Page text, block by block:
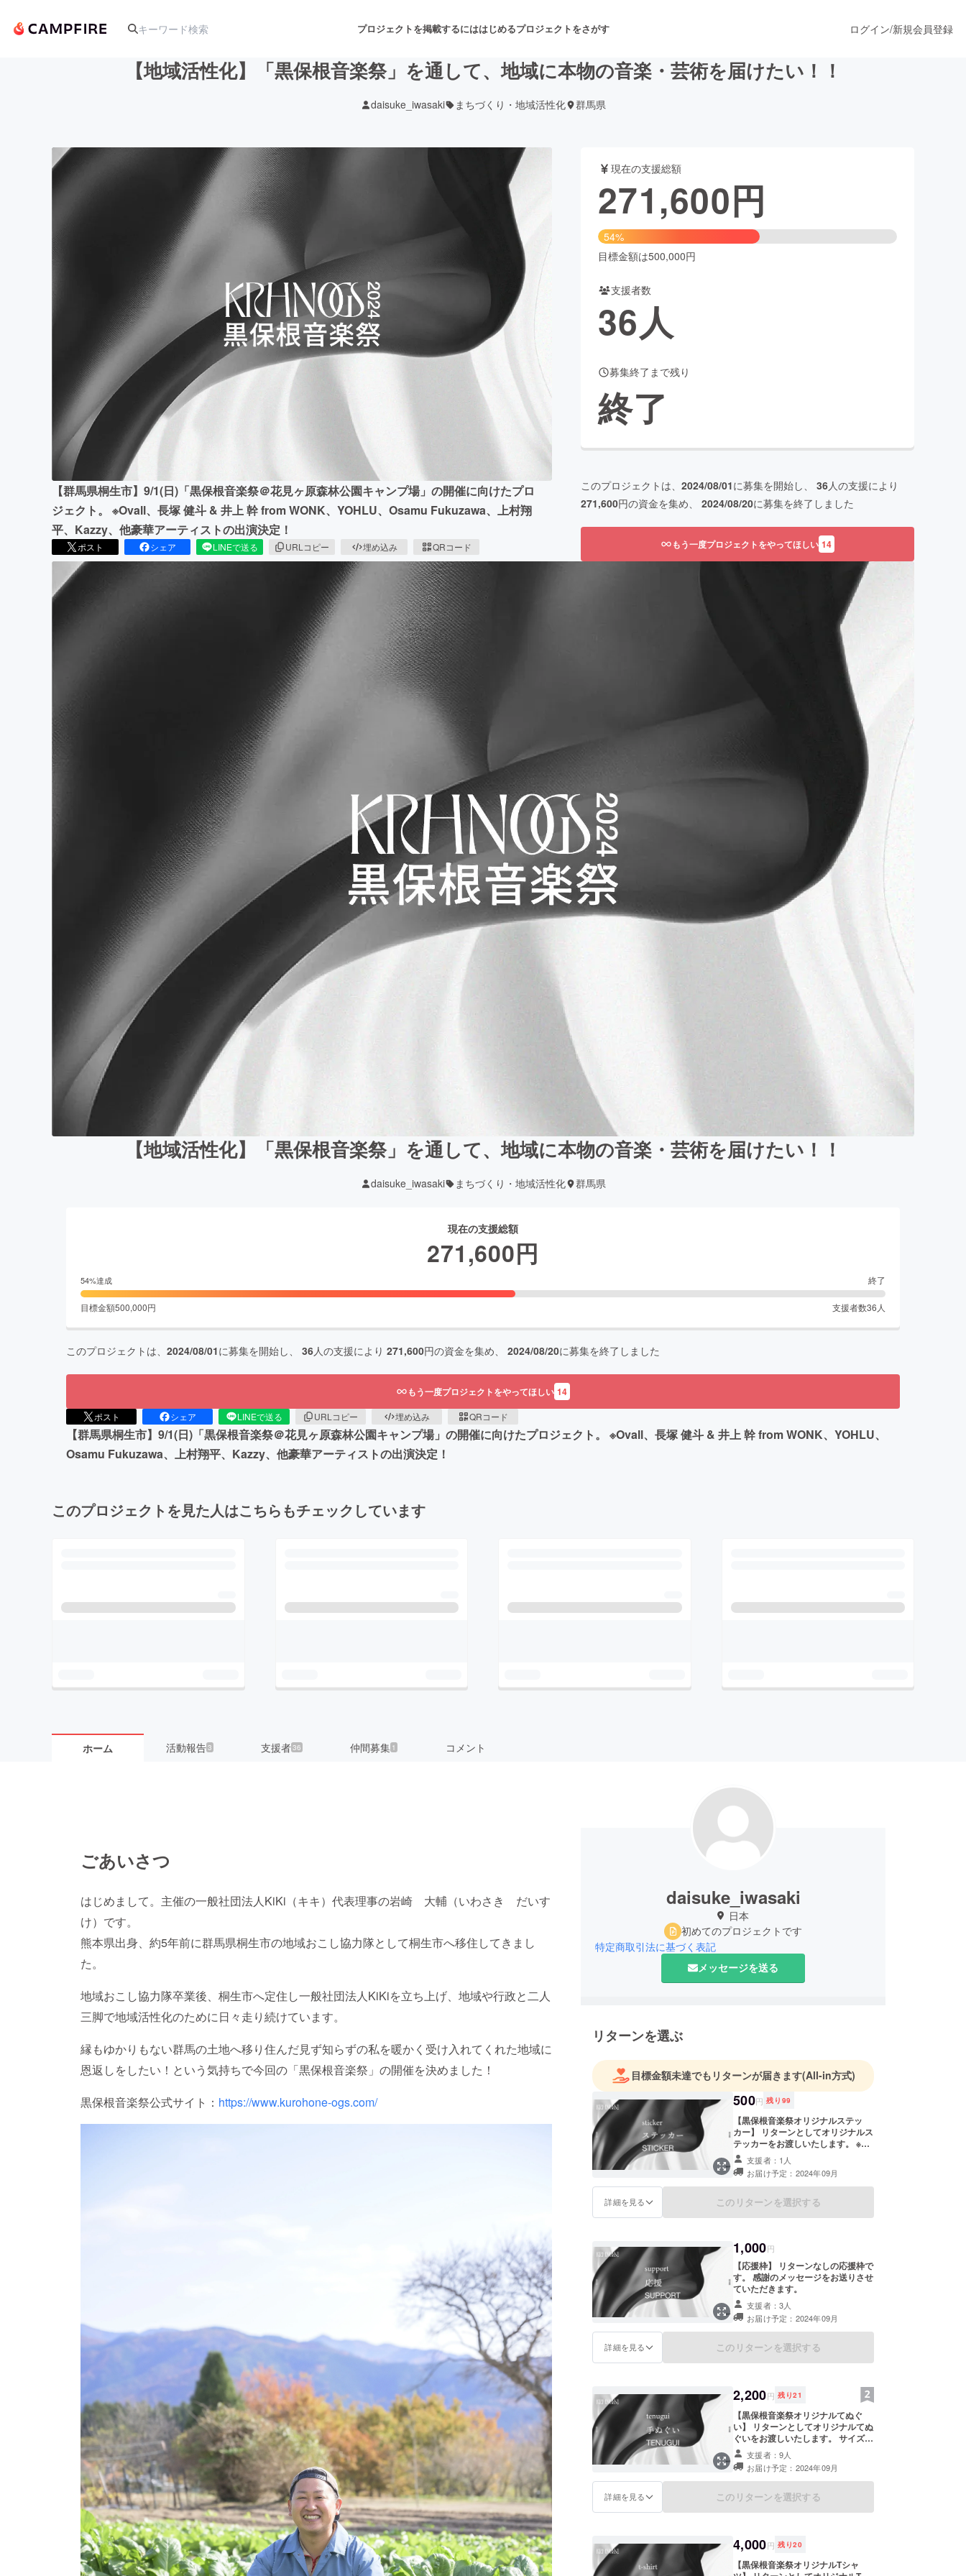
プロジェクトを掲載するにははじめるプロジェクトをさがす
舞台・パフォーマンス
テクノロジー・ガジェット フード・飲食店 ファッション
映像・映画 書籍・雑誌出版 アニメ・漫画
ビジネス・起業 チャレンジ ビューティー・ヘルスケア
まちづくり・地域活性化
CAMPFIRE for Social Good
CAMPFIRE Creation
CAMPFIREふるさと納税
machi-ya コミュニティ
ログイン/新規会員登録
【地域活性化】「黒保根音楽祭」を通して、地域に本物の音楽・芸術を届けたい！！
daisuke_iwasaki まちづくり・地域活性化 群馬県
【群馬県桐生市】9/1(日)「黒保根音楽祭＠花見ヶ原森林公園キャンプ場」の開催に向けたプロ
ジェクト。 ※Ovall、長塚 健斗 & 井上 幹 from WONK、YOHLU、Osamu Fukuzawa、上村翔
平、Kazzy、他豪華アーティストの出演決定！
ポスト シェア LINEで送る URLコピー 埋め込み QRコード
現在の支援総額
271,600円
54%
目標金額は500,000円
支援者数
36人
募集終了まで残り
終了
このプロジェクトは、 2024/08/01に募集を開始し、 36人の支援により
271,600円の資金を集め、 2024/08/20に募集を終了しました
もう一度プロジェクトをやってほしい 14
【地域活性化】「黒保根音楽祭」を通して、地域に本物の音楽・芸術を届けたい！！
daisuke_iwasaki まちづくり・地域活性化 群馬県
現在の支援総額
271,600円
54%達成 終了
目標金額500,000円 支援者数36 人
このプロジェクトは、 2024/08/01に募集を開始し、 36人の支援により 271,600円の資金を集め、 2024/08/20に募集を終了しました
もう一度プロジェクトをやってほしい 14
ポスト シェア LINEで送る URLコピー 埋め込み QRコード
【群馬県桐生市】9/1(日)「黒保根音楽祭＠花見ヶ原森林公園キャンプ場」の開催に向けたプロジェクト。 ※Ovall、長塚 健斗 & 井上 幹 from WONK、YOHLU、
Osamu Fukuzawa、上村翔平、Kazzy、他豪華アーティストの出演決定！
このプロジェクトを見た人はこちらもチェックしています
ホーム 活動報告3 支援者36 仲間募集 1 コメント
ごあいさつ
はじめまして。主催の一般社団法人KiKi（キキ）代表理事の岩崎 大輔（いわさき だいす
け）です。
熊本県出身、約5年前に群馬県桐生市の地域おこし協力隊として桐生市へ移住してきまし
た。
地域おこし協力隊卒業後、桐生市へ定住し一般社団法人KiKiを立ち上げ、地域や行政と二人
三脚で地域活性化のために日々走り続けています。
縁もゆかりもない群馬の土地へ移り住んだ見ず知らずの私を暖かく受け入れてくれた地域に
恩返しをしたい！という気持ちで今回の「黒保根音楽祭」の開催を決めました！
黒保根音楽祭公式サイト： https://www.kurohone-ogs.com/
daisuke_iwasaki
日本
初めてのプロジェクトです
特定商取引法に基づく表記
メッセージを送る
リターンを選ぶ
目標金額未達でもリターンが届きます(All-in方式)
500円 残り 99
【黒保根音楽祭オリジナルステッ
カー】 リターンとしてオリジナルス
テッカーをお渡しいたします。 ※リ
ターンのお渡しは当日を予定してお
ります。 （当日不参加の方は郵送に
てお届けいたします）
支援者：1人
お届け予定：2024年09月
詳細を見る このリターンを選択する
1,000円
【応援枠】 リターンなしの応援枠で
す。 感謝のメッセージをお送りさせ
ていただきます。
支援者：3人
お届け予定：2024年09月
詳細を見る このリターンを選択する
2,200円 残り21
【黒保根音楽祭オリジナルてぬぐ
い】 リターンとしてオリジナルてぬ
ぐいをお渡しいたします。 サイズ
（予定）：35㎝×90㎝ ※リターンの
お渡しは当日を予定しております。
（当日不参加の方は郵送にてお届け
いたします）
支援者：9人
お届け予定：2024年09月
詳細を見る このリターンを選択する
4,000円 残り20
【黒保根音楽祭オリジナルTシャ